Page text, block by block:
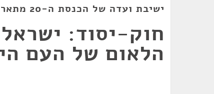
ישיבת ועדה של הכנסת ה-20 מתאריך 17/07/2018
חוק-יסוד:
הלאום של העם